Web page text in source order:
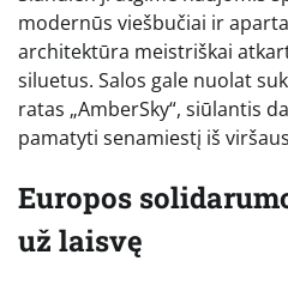
modernūs viešbučiai ir
architektūra meistriškai
siluetus. Salos gale nuolat
ratas „AmberSky“, siūlantis
pamatyti senamiestį iš
Europos
už laisvę